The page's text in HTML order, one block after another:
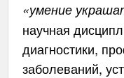
«умение
научная
диагностики,
заболеваний,